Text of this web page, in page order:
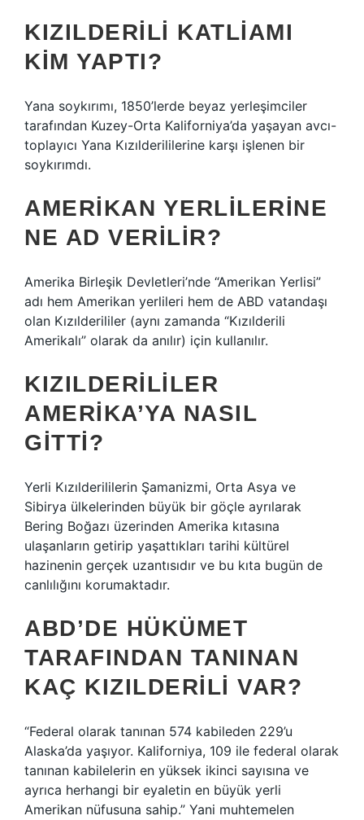
KIZILDERILI KATLIAMI
KIM YAPTI?
Yana soykırımı, 1850’lerde beyaz yerleşimciler
tarafından Kuzey-Orta Kaliforniya’da yaşayan avcı-
toplayıcı Yana Kızılderililerine karşı işlenen bir
soykırımdı.
AMERIKAN YERLILERINE
NE AD VERILIR?
Amerika Birleşik Devletleri’nde “Amerikan Yerlisi”
adı hem Amerikan yerlileri hem de ABD vatandaşı
olan Kızılderililer (aynı zamanda “Kızılderili
Amerikalı” olarak da anılır) için kullanılır.
KIZILDERILILER
AMERIKA’YA NASIL
GITTI?
Yerli Kızılderililerin Şamanizmi, Orta Asya ve
Sibirya ülkelerinden büyük bir göçle ayrılarak
Bering Boğazı üzerinden Amerika kıtasına
ulaşanların getirip yaşattıkları tarihi kültürel
hazinenin gerçek uzantısıdır ve bu kıta bugün de
canlılığını korumaktadır.
ABD’DE HÜKÜMET
TARAFINDAN TANINAN
KAÇ KIZILDERILI VAR?
“Federal olarak tanınan 574 kabileden 229’u
Alaska’da yaşıyor. Kaliforniya, 109 ile federal olarak
tanınan kabilelerin en yüksek ikinci sayısına ve
ayrıca herhangi bir eyaletin en büyük yerli
Amerikan nüfusuna sahip.” Yani muhtemelen